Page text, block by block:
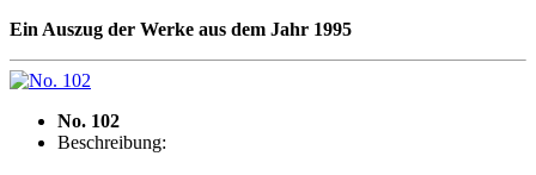
Ein Auszug der Werke aus dem Jahr 1995
No. 102
Beschreibung: